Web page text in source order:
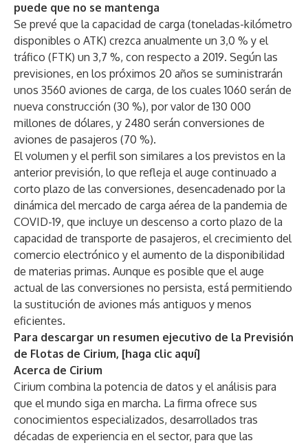
puede que no se mantenga
Se prevé que la capacidad de carga (toneladas-kilómetro
disponibles o ATK) crezca anualmente un 3,0 % y el
tráfico (FTK) un 3,7 %, con respecto a 2019. Según las
previsiones, en los próximos 20 años se suministrarán
unos 3560 aviones de carga, de los cuales 1060 serán de
nueva construcción (30 %), por valor de 130 000
millones de dólares, y 2480 serán conversiones de
aviones de pasajeros (70 %).
El volumen y el perfil son similares a los previstos en la
anterior previsión, lo que refleja el auge continuado a
corto plazo de las conversiones, desencadenado por la
dinámica del mercado de carga aérea de la pandemia de
COVID-19, que incluye un descenso a corto plazo de la
capacidad de transporte de pasajeros, el crecimiento del
comercio electrónico y el aumento de la disponibilidad
de materias primas. Aunque es posible que el auge
actual de las conversiones no persista, está permitiendo
la sustitución de aviones más antiguos y menos
eficientes.
Para descargar un resumen ejecutivo de la Previsión
de Flotas de Cirium, [haga clic aquí]
Acerca de Cirium
Cirium combina la potencia de datos y el análisis para
que el mundo siga en marcha. La firma ofrece sus
conocimientos especializados, desarrollados tras
décadas de experiencia en el sector, para que las